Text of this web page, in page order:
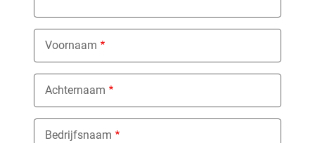
Voornaam
Achternaam
Bedrijfsnaam